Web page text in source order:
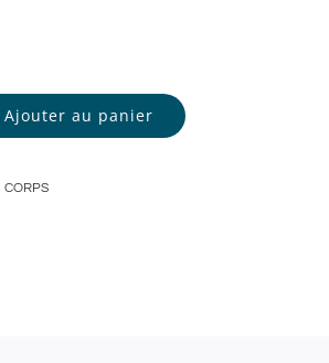
Ajouter au panier
CORPS